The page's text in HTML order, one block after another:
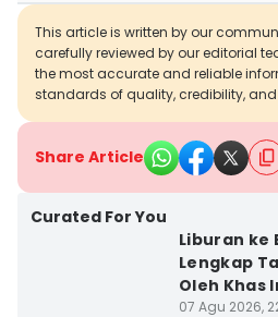
This article is written by our
carefully reviewed by our editorial
the most accurate and reliable
standards of quality, credibility,
Share Article
Curated For You
Liburan ke
Lengkap
Oleh Khas
07 Agu 2026,